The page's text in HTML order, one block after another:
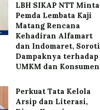
LBH SIKAP NTT Minta
Pemda Lembata Kaji
Matang Rencana
Kehadiran Alfamart
dan Indomaret, Soroti
Dampaknya terhadap
UMKM dan Konsumen
Perkuat Tata Kelola
Arsip dan Literasi,